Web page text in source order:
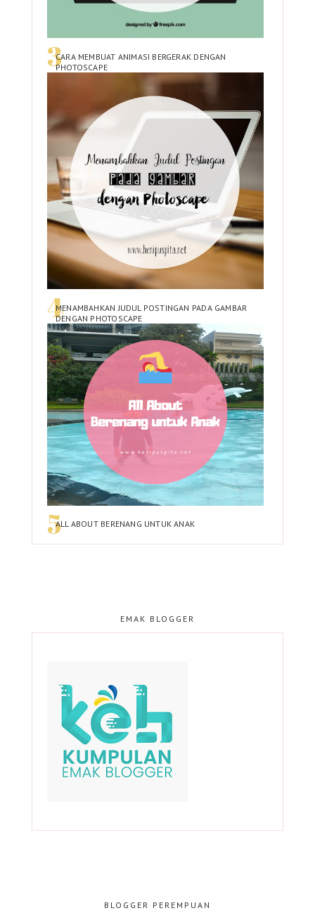
CARA MEMBUAT ANIMASI BERGERAK DENGAN
PHOTOSCAPE
MENAMBAHKAN JUDUL POSTINGAN PADA GAMBAR
DENGAN PHOTOSCAPE
ALL ABOUT BERENANG UNTUK ANAK
EMAK BLOGGER
BLOGGER PEREMPUAN